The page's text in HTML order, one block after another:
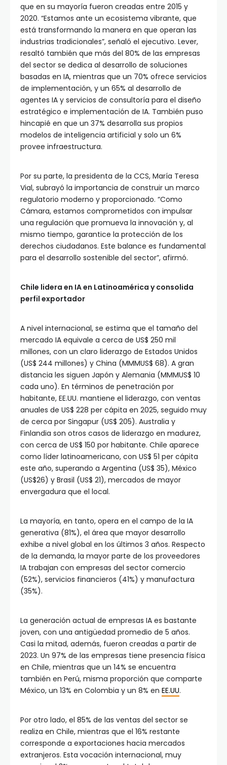
que en su mayoría fueron creadas entre 2015 y
2020. “Estamos ante un ecosistema vibrante, que
está transformando la manera en que operan las
industrias tradicionales”, señaló el ejecutivo. Lever,
resaltó también que más del 80% de las empresas
del sector se dedica al desarrollo de soluciones
basadas en IA, mientras que un 70% ofrece servicios
de implementación, y un 65% al desarrollo de
agentes IA y servicios de consultoría para el diseño
estratégico e implementación de IA. También puso
hincapié en que un 37% desarrolla sus propios
modelos de inteligencia artificial y solo un 6%
provee infraestructura.
Por su parte, la presidenta de la CCS, María Teresa
Vial, subrayó la importancia de construir un marco
regulatorio moderno y proporcionado. “Como
Cámara, estamos comprometidos con impulsar
una regulación que promueva la innovación y, al
mismo tiempo, garantice la protección de los
derechos ciudadanos. Este balance es fundamental
para el desarrollo sostenible del sector”, afirmó.
Chile lidera en IA en Latinoamérica y consolida
perfil exportador
A nivel internacional, se estima que el tamaño del
mercado IA equivale a cerca de US$ 250 mil
millones, con un claro liderazgo de Estados Unidos
(US$ 244 millones) y China (MMMUS$ 68). A gran
distancia les siguen Japón y Alemania (MMMUS$ 10
cada uno). En términos de penetración por
habitante, EE.UU. mantiene el liderazgo, con ventas
anuales de US$ 228 per cápita en 2025, seguido muy
de cerca por Singapur (US$ 205). Australia y
Finlandia son otros casos de liderazgo en madurez,
con cerca de US$ 150 por habitante. Chile aparece
como líder latinoamericano, con US$ 51 per cápita
este año, superando a Argentina (US$ 35), México
(US$26) y Brasil (US$ 21), mercados de mayor
envergadura que el local.
La mayoría, en tanto, opera en el campo de la IA
generativa (81%), el área que mayor desarrollo
exhibe a nivel global en los últimos 3 años. Respecto
de la demanda, la mayor parte de los proveedores
IA trabajan con empresas del sector comercio
(52%), servicios financieros (41%) y manufactura
(35%).
La generación actual de empresas IA es bastante
joven, con una antigüedad promedio de 5 años.
Casi la mitad, además, fueron creadas a partir de
2023. Un 97% de las empresas tiene presencia física
en Chile, mientras que un 14% se encuentra
también en Perú, misma proporción que comparte
México, un 13% en Colombia y un 8% en EE.UU.
Por otro lado, el 85% de las ventas del sector se
realiza en Chile, mientras que el 16% restante
corresponde a exportaciones hacia mercados
extranjeros. Esta vocación internacional, muy